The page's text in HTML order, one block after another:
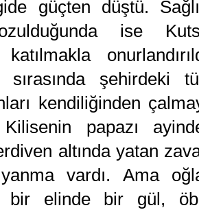
güçten düştü.
ise
şehirdeki
kendiliğinden
Kilisenin papazı
altında yatan
vardı. Ama
bir elinde bir gül,